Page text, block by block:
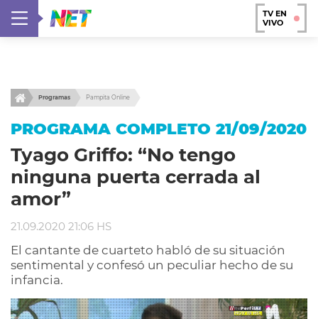
TV EN
VIVO
Programas Pampita Online
PROGRAMA COMPLETO 21/09/2020
Tyago Griffo: “No tengo
ninguna puerta cerrada al
amor”
21.09.2020 21:06 HS
El cantante de cuarteto habló de su situación
sentimental y confesó un peculiar hecho de su
infancia.